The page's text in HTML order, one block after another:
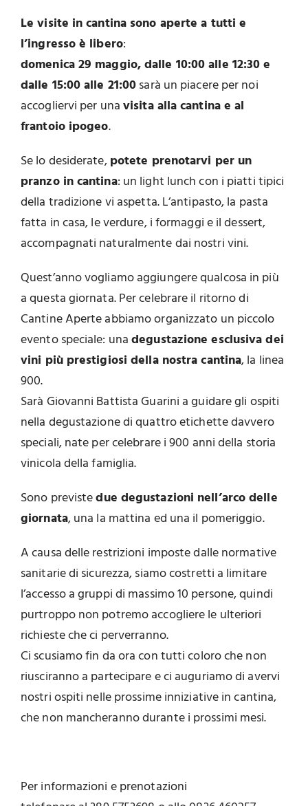
Le visite in cantina sono aperte a tutti e
l’ingresso è libero:
domenica 29 maggio, dalle 10:00 alle 12:30 e
dalle 15:00 alle 21:00sarà un piacere per noi
accogliervi per unavisita alla cantina e al
frantoio ipogeo.
Se lo desiderate,potete prenotarvi per un
pranzo in cantina: un light lunch con i piatti tipici
della tradizione vi aspetta. L’antipasto, la pasta
fatta in casa, le verdure, i formaggi e il dessert,
accompagnati naturalmente dai nostri vini.
Quest’anno vogliamo aggiungere qualcosa in più
a questa giornata. Per celebrare il ritorno di
Cantine Aperte abbiamo organizzato un piccolo
evento speciale: unadegustazione esclusiva dei
vini più prestigiosi della nostra cantina, la linea
900.
Sarà Giovanni Battista Guarini a guidare gli ospiti
nella degustazione di quattro etichette davvero
speciali, nate per celebrare i 900 anni della storia
vinicola della famiglia.
Sono previstedue degustazioni nell’arco delle
giornata, una la mattina ed una il pomeriggio.
A causa delle restrizioni imposte dalle normative
sanitarie di sicurezza, siamo costretti a limitare
l’accesso a gruppi di massimo 10 persone, quindi
purtroppo non potremo accogliere le ulteriori
richieste che ci perverranno.
Ci scusiamo fin da ora con tutti coloro che non
riusciranno a partecipare e ci auguriamo di avervi
nostri ospiti nelle prossime inniziative in cantina,
che non mancheranno durante i prossimi mesi.
Per informazioni e prenotazioni